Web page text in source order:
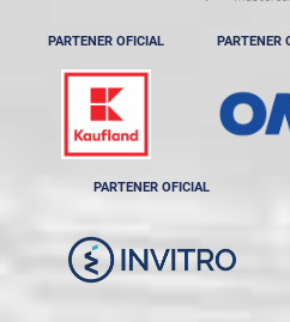
PARTENER OFICIAL PARTENER
PARTENER OFICIAL